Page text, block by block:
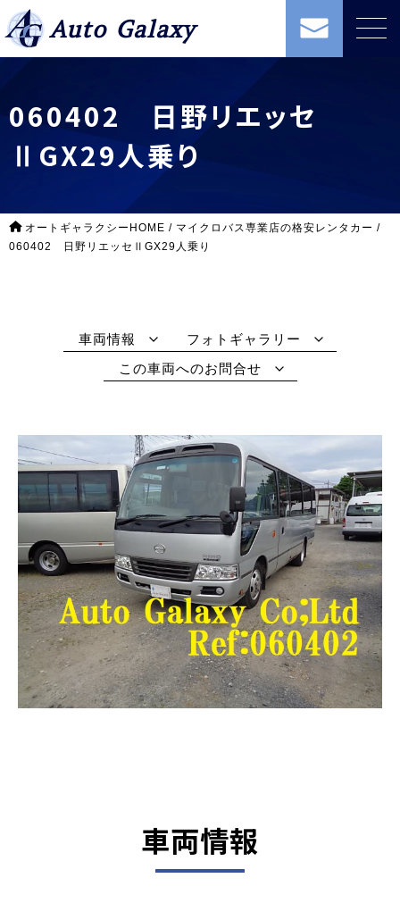
Auto Galaxy
060402 日野リエッセ
ⅡGX29人乗り
オートギャラクシーHOME / マイクロバス専業店の格安レンタカー /
060402 日野リエッセⅡGX29人乗り
車両情報
フォトギャラリー
この車両へのお問合せ
車両情報